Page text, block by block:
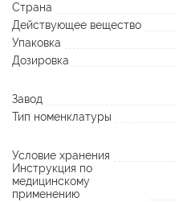
Страна
Действующее вещество
Упаковка
Дозировка
Завод
Тип номенклатуры
Условие хранения
Инструкция по
медицинскому
применению